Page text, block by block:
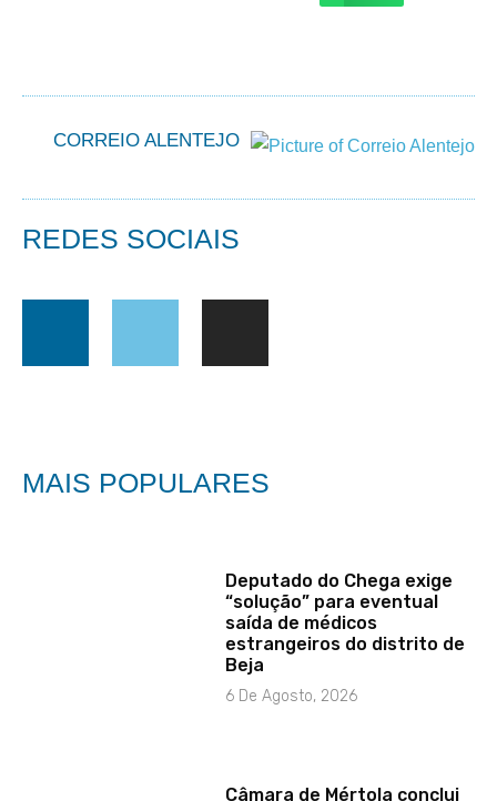
CORREIO ALENTEJO
REDES SOCIAIS
MAIS POPULARES
Deputado do Chega exige
“solução” para eventual
saída de médicos
estrangeiros do distrito de
Beja
6 De Agosto, 2026
Câmara de Mértola conclui